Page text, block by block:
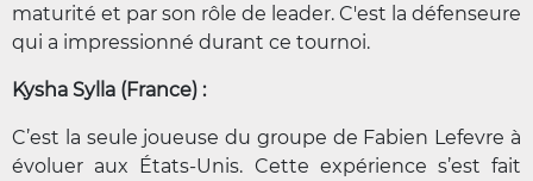
maturité et par son rôle de leader. C'est la défenseure
qui a impressionné durant ce tournoi.
Kysha Sylla (France) :
C’est la seule joueuse du groupe de Fabien Lefevre à
évoluer aux États-Unis. Cette expérience s’est fait